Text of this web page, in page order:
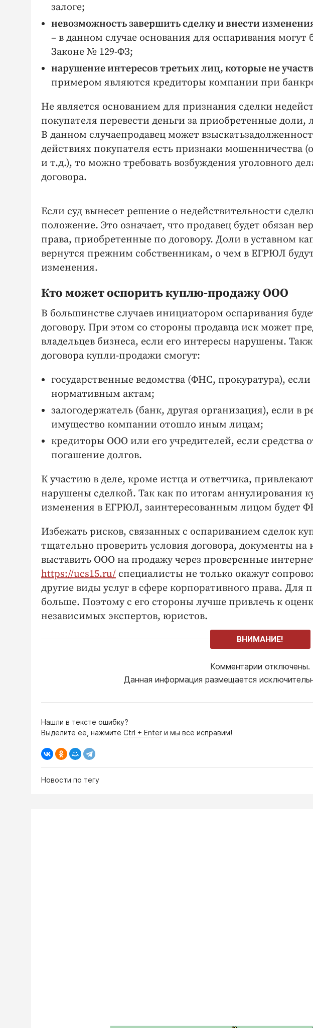
залоге;
невозможность завершить сделку и внести
– в данном случае основания для оспаривания могут
Законе № 129-ФЗ;
нарушение интересов третьих лиц, которые не
примером являются кредиторы компании при
Не является основанием для признания сделки
покупателя перевести деньги за приобретенные
В данном случаепродавец может
действиях покупателя есть признаки мошенничества
и т.д.), то можно требовать возбуждения уголовного
договора.
Если суд вынесет решение о недействительности
положение. Это означает, что продавец будет обязан
права, приобретенные по договору. Доли в уставном
вернутся прежним собственникам, о чем в ЕГРЮЛ
изменения.
Кто может оспорить куплю-продажу ООО
В большинстве случаев инициатором оспаривания
договору. При этом со стороны продавца иск может
владельцев бизнеса, если его интересы нарушены.
договора купли-продажи смогут:
государственные ведомства (ФНС, прокуратура),
нормативным актам;
залогодержатель (банк, другая организация), если в
имущество компании отошло иным лицам;
кредиторы ООО или его учредителей, если средства
погашение долгов.
К участию в деле, кроме истца и ответчика,
нарушены сделкой. Так как по итогам аннулирования
изменения в ЕГРЮЛ, заинтересованным лицом будет
Избежать рисков, связанных с оспариванием сделок
тщательно проверить условия договора, документы
выставить ООО на продажу через проверенные
https://ucs15.ru/ специалисты не только окажут
другие виды услуг в сфере корпоративного права. Для
больше. Поэтому с его стороны лучше привлечь к
независимых экспертов, юристов.
ВНИМАНИЕ!
Комментарии отключены.
Данная информация размещается
Нашли в тексте ошибку?
Выделите её, нажмите Ctrl + Enter и мы всё исправим!
Новости по тегу